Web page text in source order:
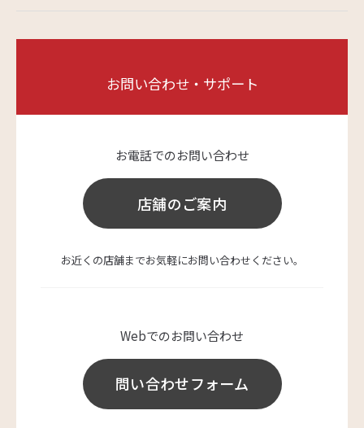
お電話でのお問い合わせ
0120-03-4649
受付時間：9:00～17:00（土・日・祝日を除く）
お問い合わせ・サポート
お電話でのお問い合わせ
店舗のご案内
お近くの店舗までお気軽にお問い合わせください。
Webでのお問い合わせ
問い合わせフォーム